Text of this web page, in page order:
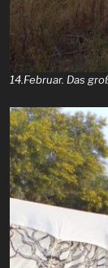
14.Februar. Das